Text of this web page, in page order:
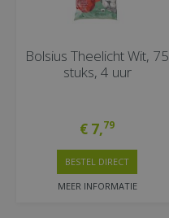
Bolsius Theelicht Wit, 75
stuks, 4 uur
€ 7,79
MEER INFORMATIE
BESTEL DIRECT